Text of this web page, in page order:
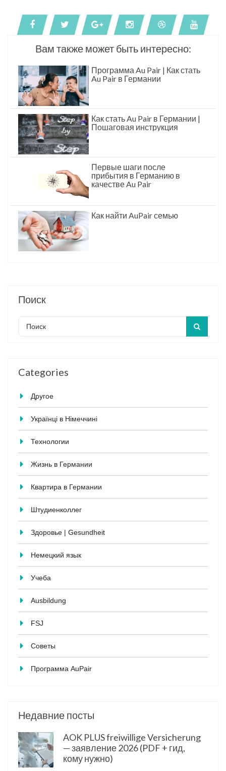
Вам также может быть интересно:
Программа Au Pair | Как стать
Au Pair в Германии
Как стать Au Pair в Германии |
Пошаговая инструкция
Первые шаги после
прибытия в Германию в
качестве Au Pair
Как найти AuPair семью
Поиск
Categories
Другое
Українці в Німеччині
Технологии
Жизнь в Германии
Квартира в Германии
Штудиенколлег
Здоровье | Gesundheit
Немецкий язык
Учеба
Ausbildung
FSJ
Советы
Программа AuPair
Недавние посты
AOK PLUS freiwillige Versicherung
— заявление 2026 (PDF + гид,
кому нужно)